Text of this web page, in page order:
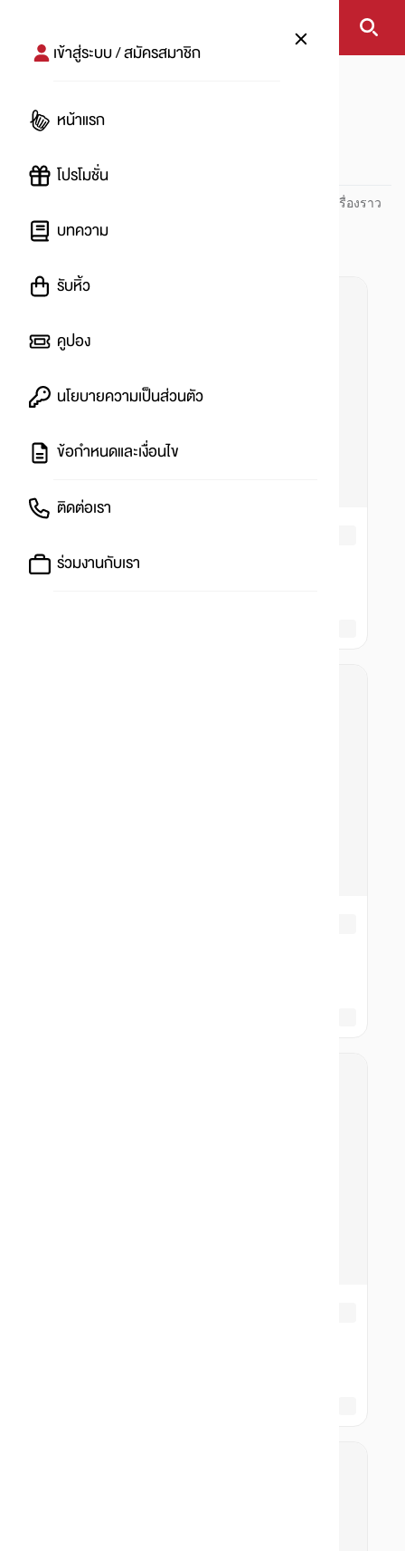
เข้าสู่ระบบ / สมัครสมาชิก
หน้าแรก
โปรโมชั่น
บทความ
รับหิ้ว
คูปอง
นโยบายความเป็นส่วนตัว
ข้อกำหนดและเงื่อนไข
ติดต่อเรา
ร่วมงานกับเรา
#
ปันโปร PUNPRO ที่ 1 ด้านโปรโมชัน อัปเดตและติดตามทุกเรื่องราว
โปรโมชัน